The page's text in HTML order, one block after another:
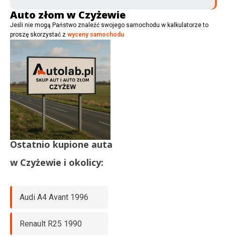
Auto złom w Czyżewie
Jeśli nie mogą Państwo znaleźć swojego samochodu w kalkulatorze to
proszę skorzystać z wyceny samochodu
Ostatnio kupione auta
w Czyżewie i okolicy:
Audi A4 Avant 1996
Renault R25 1990